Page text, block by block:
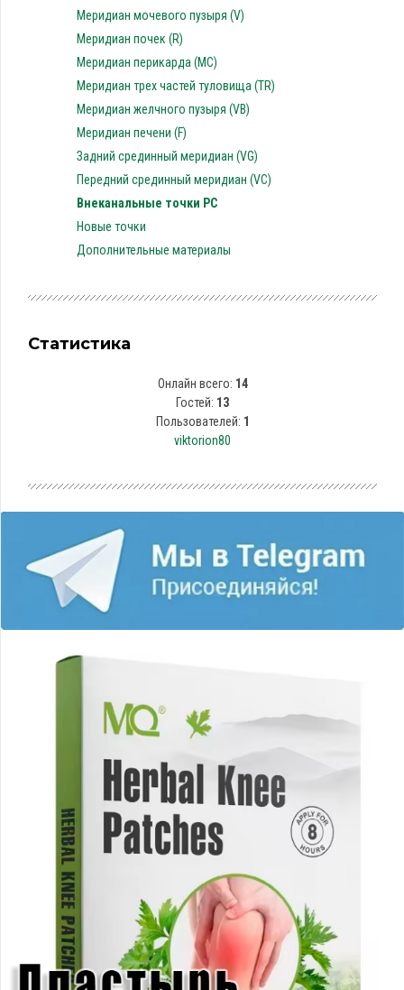
Меридиан мочевого пузыря (V)
Меридиан почек (R)
Меридиан перикарда (MC)
Меридиан трех частей туловища (TR)
Меридиан желчного пузыря (VB)
Меридиан печени (F)
Задний срединный меридиан (VG)
Передний срединный меридиан (VC)
Внеканальные точки PC
Новые точки
Дополнительные материалы
Статистика
Онлайн всего: 14
Гостей: 13
Пользователей: 1
viktorion80